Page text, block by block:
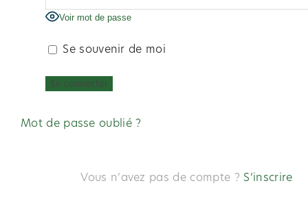
Voir mot de passe
Se souvenir de moi
Mot de passe oublié ?
Vous n’avez pas de compte ? S’inscrire